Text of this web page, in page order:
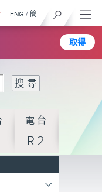
取得
ENG / 簡
電台
R2